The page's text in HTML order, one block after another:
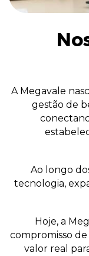
A Megavale
gestão de
Ao longo
tecnologia,
Hoje, a
compromisso
valor real